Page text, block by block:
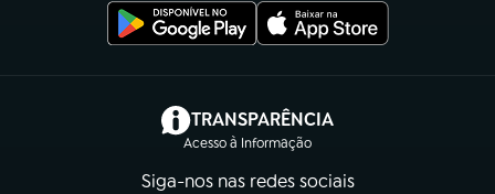
TRANSPARÊNCIA
Acesso à Informação
(abre em nova aba)
Siga-nos nas redes sociais